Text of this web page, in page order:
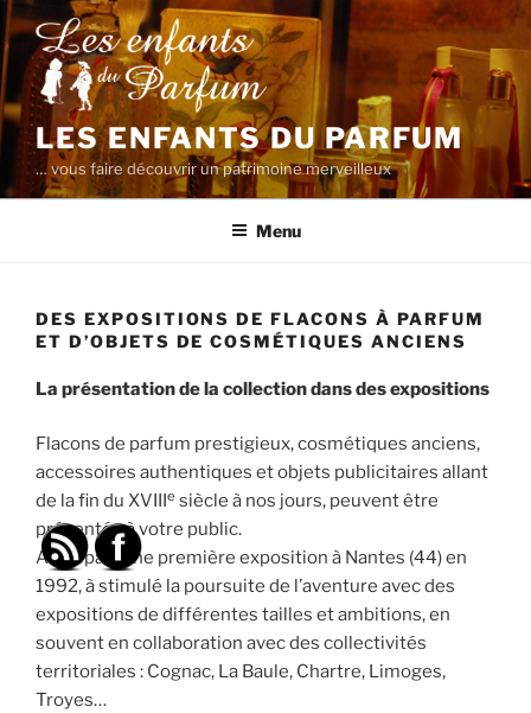
Aller
au
contenu
principal
LES ENFANTS DU PARFUM
… vous faire découvrir un patrimoine merveilleux
Menu
DES EXPOSITIONS DE FLACONS À PARFUM
ET D’OBJETS DE COSMÉTIQUES ANCIENS
La présentation de la collection dans des expositions
Flacons de parfum prestigieux, cosmétiques anciens,
accessoires authentiques et objets publicitaires allant
de la fin du XVIII
e siècle à nos jours, peuvent être
présentés à votre public.
Au départ une première exposition à Nantes (44) en
1992, à stimulé la poursuite de l’aventure avec des
expositions de différentes tailles et ambitions, en
souvent en collaboration avec des collectivités
territoriales : Cognac, La Baule, Chartre, Limoges,
Troyes…